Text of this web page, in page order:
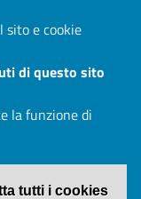
selezionare le
e/o modificare le
completa, clicchi
sito e cookie
di questo sito
la funzione di
tutti i cookies